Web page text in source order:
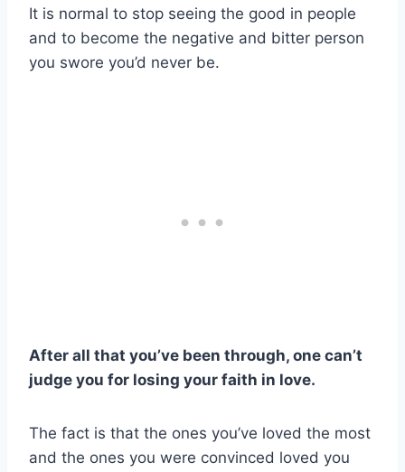
It is normal to stop seeing the good in people
and to become the negative and bitter person
you swore you’d never be.
After all that you’ve been through, one can’t
judge you for losing your faith in love.
The fact is that the ones you’ve loved the most
and the ones you were convinced loved you